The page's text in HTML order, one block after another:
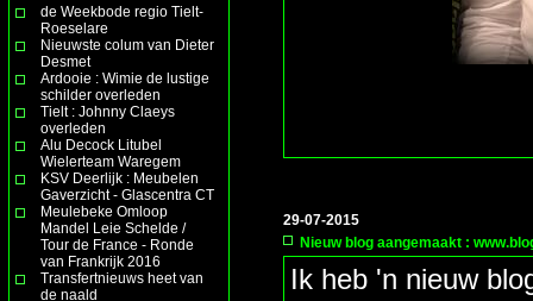
de Weekbode regio Tielt-
Roeselare
Nieuwste colum van Dieter
Desmet
Ardooie : Wimie de lustige
schilder overleden
Tielt : Johnny Claeys
overleden
Alu Decock Litubel
Wielerteam Waregem
KSV Deerlijk : Meubelen
Gaverzicht - Glascentra CT
Meulebeke Omloop
Mandel Leie Schelde /
Tour de France - Ronde
van Frankrijk 2016
Transfertnieuws heet van
de naald
29-07-2015
Nieuw blog aangemaakt :
Ik heb 'n nieuw